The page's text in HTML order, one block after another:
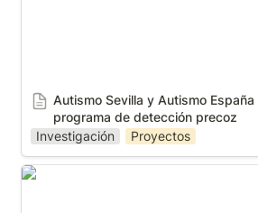
Autismo Sevilla y Autismo
programa de detección precoz
Investigación
Proyectos
Finaliza nuestro Proyecto